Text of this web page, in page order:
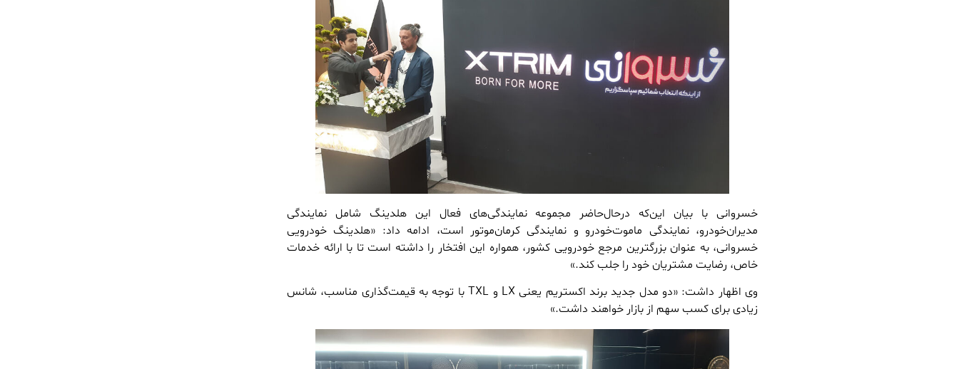
خسروانی با بیان این‌که درحال‌حاضر مجموعه نمایندگی‌های فعال این هلدینگ شامل نمایندگی
مدیران‌خودرو، نمایندگی ماموت‌خودرو و نمایندگی کرمان‌موتور است، ادامه داد: «هلدینگ خودرویی
خسروانی، به عنوان بزرگترین مرجع خودرویی کشور، همواره این افتخار را داشته است تا با ارائه خدمات
خاص، رضایت مشتریان خود را جلب کند.»
وی اظهار داشت: «دو مدل جدید برند اکستریم یعنی LX و TXL با توجه به قیمت‌گذاری مناسب، شانس
زیادی برای کسب سهم از بازار خواهند داشت.»